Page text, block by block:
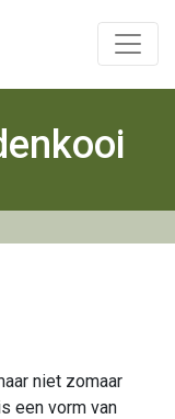
niet zomaar
een vorm van